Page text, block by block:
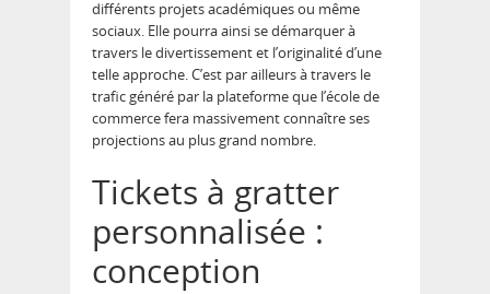
différents projets académiques ou même
sociaux. Elle pourra ainsi se démarquer à
travers le divertissement et l’originalité d’une
telle approche. C’est par ailleurs à travers le
trafic généré par la plateforme que l’école de
commerce fera massivement connaître ses
projections au plus grand nombre.
Tickets à gratter
personnalisée :
conception